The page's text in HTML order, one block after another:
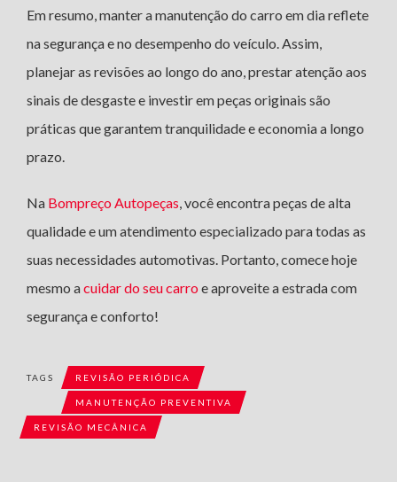
Em resumo, manter a manutenção do carro em dia reflete
na segurança e no desempenho do veículo. Assim,
planejar as revisões ao longo do ano, prestar atenção aos
sinais de desgaste e investir em peças originais são
práticas que garantem tranquilidade e economia a longo
prazo.
Na Bompreço Autopeças, você encontra peças de alta
qualidade e um atendimento especializado para todas as
suas necessidades automotivas. Portanto, comece hoje
mesmo acuidar do seu carro e aproveite a estrada com
segurança e conforto!
TAGS REVISÃO PERIÓDICA
MANUTENÇÃO PREVENTIVA
REVISÃO MECÂNICA